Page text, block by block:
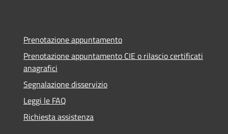
Prenotazione appuntamento
Prenotazione appuntamento CIE o rilascio certificati
anagrafici
Segnalazione disservizio
Leggi le FAQ
Richiesta assistenza